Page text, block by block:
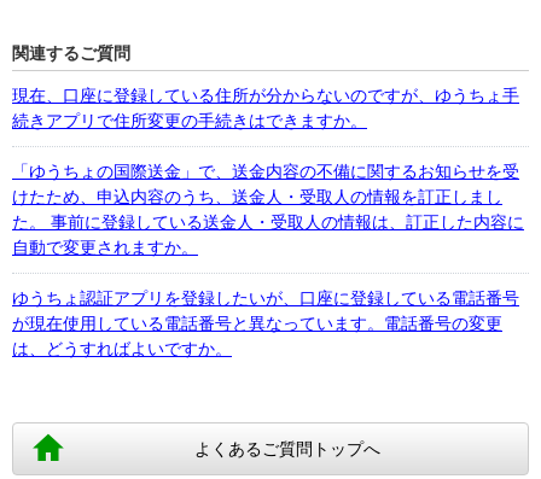
関連するご質問
現在、口座に登録している住所が分からないのですが、ゆうちょ手
続きアプリで住所変更の手続きはできますか。
「ゆうちょの国際送金」で、送金内容の不備に関するお知らせを受
けたため、申込内容のうち、送金人・受取人の情報を訂正しまし
た。 事前に登録している送金人・受取人の情報は、訂正した内容に
自動で変更されますか。
ゆうちょ認証アプリを登録したいが、口座に登録している電話番号
が現在使用している電話番号と異なっています。電話番号の変更
は、どうすればよいですか。
よくあるご質問トップへ